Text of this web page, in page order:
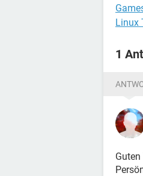
Linux
1
Guten